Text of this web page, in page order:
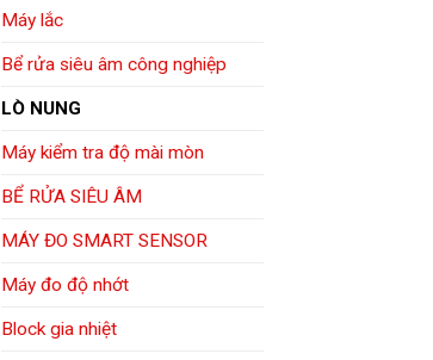
Máy lắc
Bể rửa siêu âm công nghiệp
LÒ NUNG
Máy kiểm tra độ mài mòn
BỂ RỬA SIÊU ÂM
MÁY ĐO SMART SENSOR
Máy đo độ nhớt
Block gia nhiệt